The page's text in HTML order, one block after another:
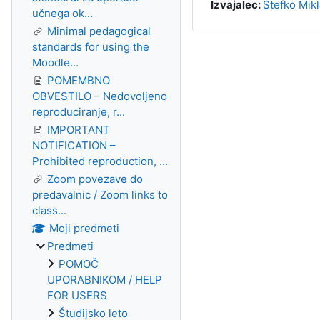
Izvajalec: Štefko
učnega ok...
Minimal pedagogical
standards for using the
Moodle...
POMEMBNO
OBVESTILO – Nedovoljeno
reproduciranje, r...
IMPORTANT
NOTIFICATION –
Prohibited reproduction, ...
Zoom povezave do
predavalnic / Zoom links to
class...
Moji predmeti
Predmeti
POMOČ
UPORABNIKOM / HELP
FOR USERS
Študijsko leto